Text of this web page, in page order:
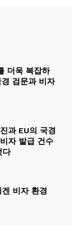
더욱 복잡하
검문과 비자
과 EU의 국경
자 발급 건수
다
비자 환경